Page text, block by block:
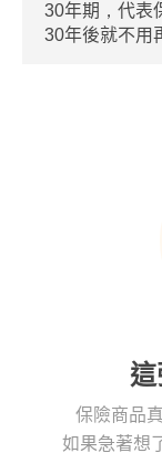
30年期，代表
30年後就不用
保險商品
如果急著想